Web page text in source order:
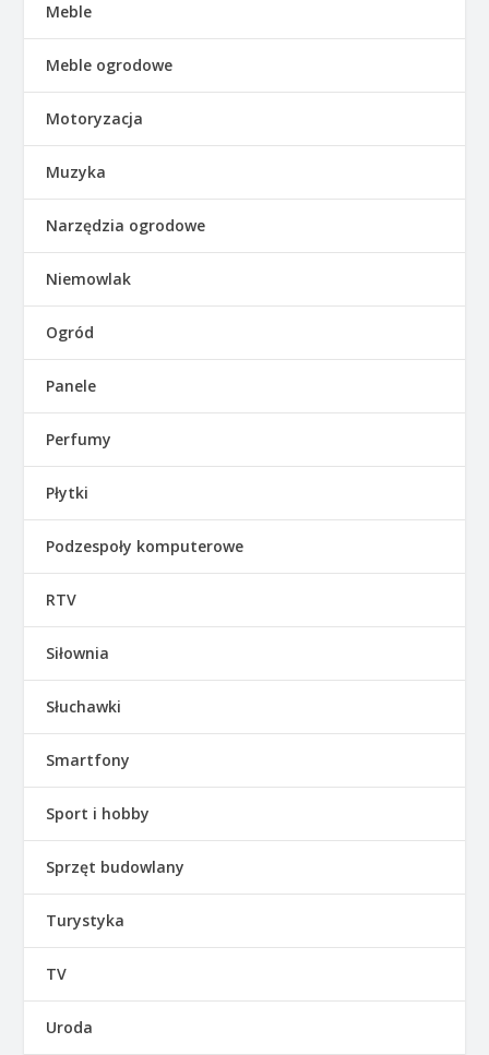
Meble
Meble ogrodowe
Motoryzacja
Muzyka
Narzędzia ogrodowe
Niemowlak
Ogród
Panele
Perfumy
Płytki
Podzespoły komputerowe
RTV
Siłownia
Słuchawki
Smartfony
Sport i hobby
Sprzęt budowlany
Turystyka
TV
Uroda